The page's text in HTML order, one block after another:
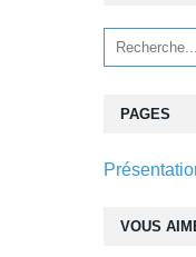
VOUS
PAGES